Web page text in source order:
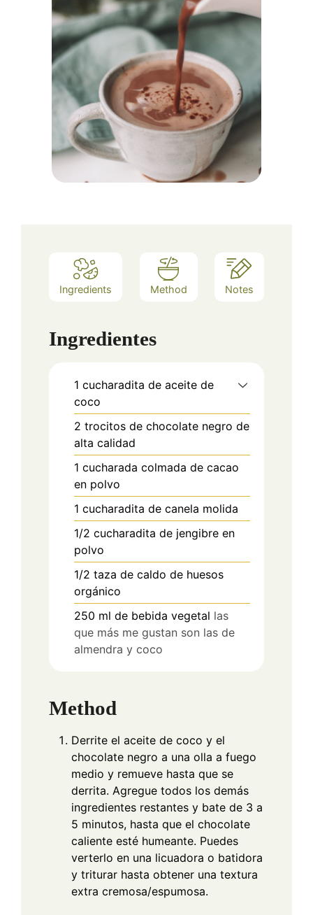
Ingredients Method Notes
Ingredientes
1 cucharadita de aceite de
coco
2 trocitos de chocolate negro de
alta calidad
1 cucharada colmada de cacao
en polvo
1 cucharadita de canela molida
1/2 cucharadita de jengibre en
polvo
1/2 taza de caldo de huesos
orgánico
250 ml de bebida vegetal las
que más me gustan son las de
almendra y coco
Method
Derrite el aceite de coco y el
chocolate negro a una olla a fuego
medio y remueve hasta que se
derrita. Agregue todos los demás
ingredientes restantes y bate de 3 a
5 minutos, hasta que el chocolate
caliente esté humeante. Puedes
verterlo en una licuadora o batidora
y triturar hasta obtener una textura
extra cremosa/espumosa.